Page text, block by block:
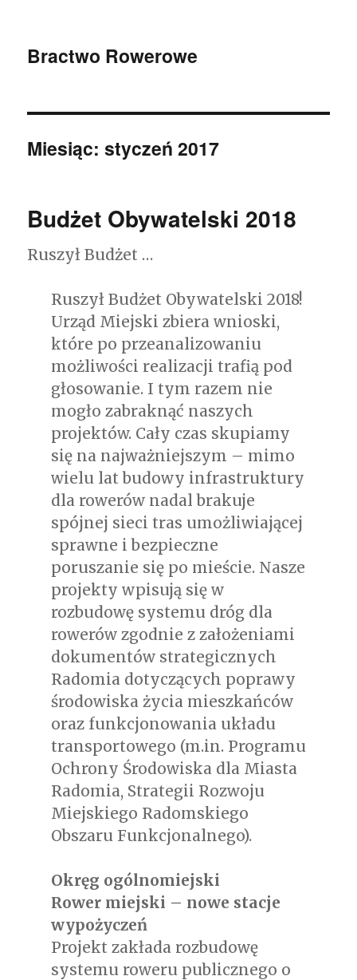
Bractwo Rowerowe
Miesiąc: styczeń 2017
Budżet Obywatelski 2018
Ruszył Budżet …
Ruszył Budżet Obywatelski 2018!
Urząd Miejski zbiera wnioski,
które po przeanalizowaniu
możliwości realizacji trafią pod
głosowanie. I tym razem nie
mogło zabraknąć naszych
projektów. Cały czas skupiamy
się na najważniejszym – mimo
wielu lat budowy infrastruktury
dla rowerów nadal brakuje
spójnej sieci tras umożliwiającej
sprawne i bezpieczne
poruszanie się po mieście. Nasze
projekty wpisują się w
rozbudowę systemu dróg dla
rowerów zgodnie z założeniami
dokumentów strategicznych
Radomia dotyczących poprawy
środowiska życia mieszkańców
oraz funkcjonowania układu
transportowego (m.in. Programu
Ochrony Środowiska dla Miasta
Radomia, Strategii Rozwoju
Miejskiego Radomskiego
Obszaru Funkcjonalnego).
Okręg ogólnomiejski
Rower miejski – nowe stacje
wypożyczeń
Projekt zakłada rozbudowę
systemu roweru publicznego o